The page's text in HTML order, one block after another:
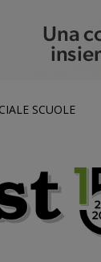
SCUOLE